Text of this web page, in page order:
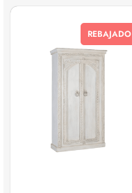
REBAJADO